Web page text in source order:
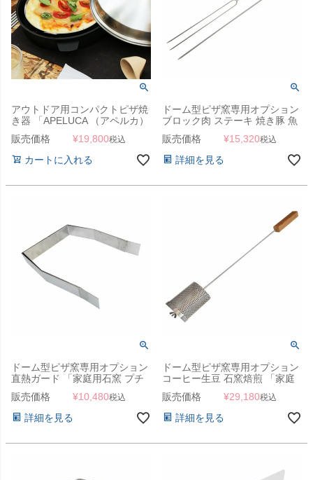
アウトドア用コンパクトピザ焼
き器 「APELUCA （アペルカ）
ピザオーブンポット」
販売価格 ¥19,800税込
カートに入れる
ドーム型ピザ窯専用オプション
ブロック肉 ステーキ 焼き豚 魚
「家庭用石窯 プチキルン専用
串焼きセット」
販売価格 ¥15,320税込
詳細を見る
ドーム型ピザ窯専用オプション
直熱ガード 「家庭用石窯 プチ
キルン専用 炭ガード」
販売価格 ¥10,480税込
詳細を見る
ドーム型ピザ窯専用オプション
コーヒー生豆 石窯焙煎 「家庭
用石窯 プチキルン専用 コーヒ
ー焙煎器」
販売価格 ¥29,180税込
詳細を見る